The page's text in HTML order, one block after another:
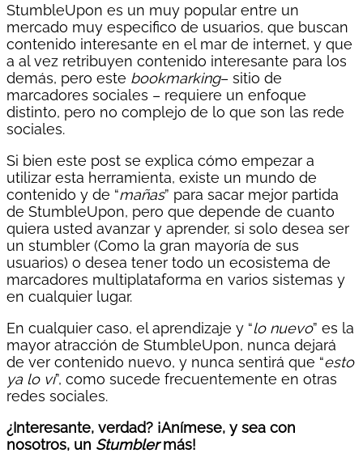
StumbleUpon es un muy popular entre un
mercado muy especifico de usuarios, que buscan
contenido interesante en el mar de internet, y que
a al vez retribuyen contenido interesante para los
demás, pero este bookmarking– sitio de
marcadores sociales – requiere un enfoque
distinto, pero no complejo de lo que son las rede
sociales.
Si bien este post se explica cómo empezar a
utilizar esta herramienta, existe un mundo de
contenido y de “mañas” para sacar mejor partida
de StumbleUpon, pero que depende de cuanto
quiera usted avanzar y aprender, si solo desea ser
un stumbler (Como la gran mayoría de sus
usuarios) o desea tener todo un ecosistema de
marcadores multiplataforma en varios sistemas y
en cualquier lugar.
En cualquier caso, el aprendizaje y “lo nuevo” es la
mayor atracción de StumbleUpon, nunca dejará
de ver contenido nuevo, y nunca sentirá que “esto
ya lo ví”, como sucede frecuentemente en otras
redes sociales.
¿Interesante, verdad? ¡Anímese, y sea con
nosotros, un Stumblermás!